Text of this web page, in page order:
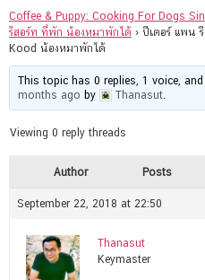
Coffee & Puppy: Cooking For Dogs
รีสอร์ท ที่พัก น้องหมาพักได้ › ปีเตอร์ แพน
Kood น้องหมาพักได้
This topic has 0 replies, 1 voice,
months ago by Thanasut
Viewing 0 reply threads
Author Posts
September 22, 2018 at 22:50
Thanasut
Keymaster